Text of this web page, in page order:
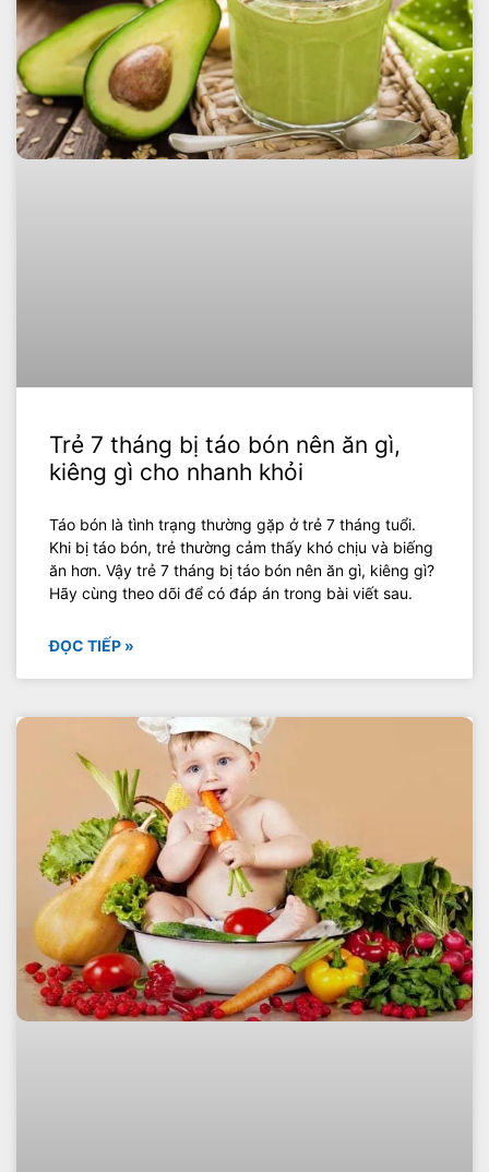
Trẻ 7 tháng bị táo bón nên ăn gì,
kiêng gì cho nhanh khỏi
Táo bón là tình trạng thường gặp ở trẻ 7 tháng tuổi.
Khi bị táo bón, trẻ thường cảm thấy khó chịu và biếng
ăn hơn. Vậy trẻ 7 tháng bị táo bón nên ăn gì, kiêng gì?
Hãy cùng theo dõi để có đáp án trong bài viết sau.
ĐỌC TIẾP »